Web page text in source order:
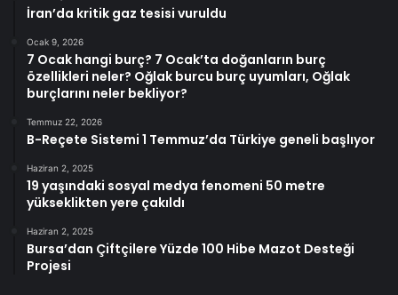
İran’da kritik gaz tesisi vuruldu
Ocak 9, 2026
7 Ocak hangi burç? 7 Ocak’ta doğanların burç
özellikleri neler? Oğlak burcu burç uyumları, Oğlak
burçlarını neler bekliyor?
Temmuz 22, 2026
B-Reçete Sistemi 1 Temmuz’da Türkiye geneli başlıyor
Haziran 2, 2025
19 yaşındaki sosyal medya fenomeni 50 metre
yükseklikten yere çakıldı
Haziran 2, 2025
Bursa’dan Çiftçilere Yüzde 100 Hibe Mazot Desteği
Projesi